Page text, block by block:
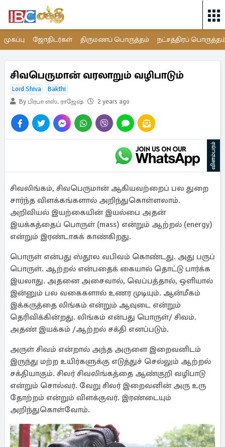
முகப்பு ஜோதிடர்கள் திருமணப் பொருத்தம் நட்சத்திரப்
சிவபெருமான் வரலாறும் வழிபாடும்
Lord Shiva
Bakthi
By பிரபா எஸ். ராஜேஷ்
2 years ago
விளம்பரம்
சிவலிங்கம், சிவபெருமான் ஆகியவற்றைப் பல துறை
சார்ந்த விளக்கங்களால் அறிந்துகொள்ளலாம்.
அறிவியல் இயற்கையின் இயல்பை அதன்
இயக்கத்தைப் பொருள் (mass) என்றும் ஆற்றல் (energy)
என்றும் இரண்டாகக் காண்கிறது.
பொருள் என்பது ஸ்தூல வபிவம் கொண்டது. அது பருப்
பொருள். ஆற்றல் என்பதைக் கையால் தொட்டு பார்க்க
இயலாது. அதனை அசைவால், வெப்பத்தால், ஒளியால்
இன்னும் பல வகைகளால் உணர முடியும். ஆன்மீகம்
இக்கருத்தை லிங்கம் என்றும் ஆவுடை என்றும்
தெரிவிக்கின்றது. லிங்கம் என்பது பொருள்/ சிவம்.
அதண் இயக்கம் /ஆற்றல் சக்தி எனப்படும்.
அருள் சிவம் என்றால் அந்த அருளை இறைவனிடம்
இருந்து மற்ற உயிர்களுக்கு எடுத்துச் செல்லும் ஆற்றல்
சக்தியாகும். சிலர் சிவலிங்கத்தை ஆண்குறி வழிபாடு
என்றும் சொல்வர். வேறு சிலர் இறைவனின் அரு உரு
தோற்றம் என்றும் விளக்குவர். இரண்டையும்
அறிந்துகொள்வோம்.